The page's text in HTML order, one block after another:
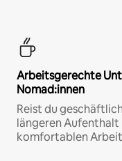
Arbeitsgerechte
Nomad:innen
Reist du
längeren Aufenthalt
komfortablen